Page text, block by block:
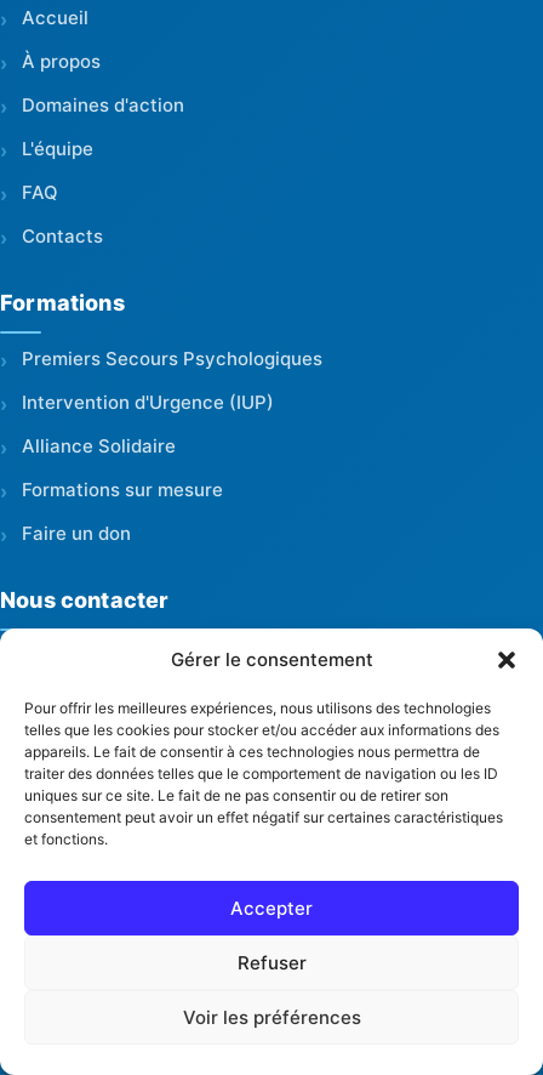
Gérer le consentement
Pour offrir les meilleures expériences, nous utilisons des technologies
telles que les cookies pour stocker et/ou accéder aux informations des
appareils. Le fait de consentir à ces technologies nous permettra de
traiter des données telles que le comportement de navigation ou les ID
uniques sur ce site. Le fait de ne pas consentir ou de retirer son
consentement peut avoir un effet négatif sur certaines caractéristiques
et fonctions.
Accepter
Refuser
Voir les préférences
Accueil
À propos
Domaines d'action
L'équipe
FAQ
Contacts
Formations
Premiers Secours Psychologiques
Intervention d'Urgence (IUP)
Alliance Solidaire
Formations sur mesure
Faire un don
Nous contacter
Bureau central Maroua
Extrême-Nord, Cameroun
Téléphone
+237 655 069 116
+237 661 581 879
Email
contact@opsycours.org
© 2026 OPSYCOURS, Tous droits réservés
Récépissé n° 001/RDDA/K44/SASC du 25 janvier 2021 — Préfecture du